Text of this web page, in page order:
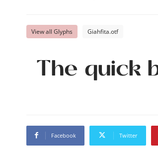
View all Glyphs Giahfita.otf
The quick
Facebook Twitter